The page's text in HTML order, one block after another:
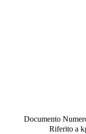
Documento
Riferito a